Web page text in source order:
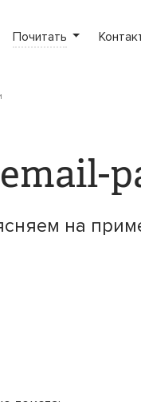
Почитать
на